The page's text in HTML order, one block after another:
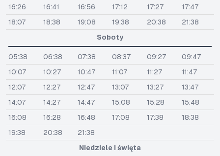
16:26
16:41 16:56 17:12 17:27
17:47
18:07
18:38 19:08 19:38 20:38
21:38
Soboty
05:38 06:38 07:38 08:37 09:27
09:47
10:07
10:27 10:47 11:07 11:27
11:47
12:07
12:27 12:47 13:07 13:27
13:47
14:07
14:27 14:47 15:08 15:28
15:48
16:08
16:28 16:48 17:08 17:38
18:38
19:38
20:38
21:38
Niedziele i święta